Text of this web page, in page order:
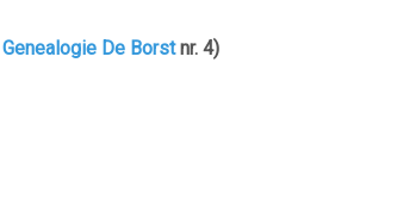
Genealogie De Borstnr. 4)